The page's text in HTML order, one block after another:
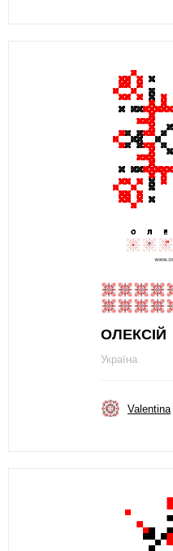
ОЛЕКСІЙ
Україна
Valentina